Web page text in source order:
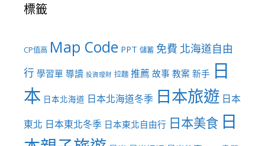
標籤
CP值高 Map Code PPT 儲蓄 免費 北海道自由
行 學習單 導讀 投資理財 拉麵 推薦 故事 教案 新手 日
本 日本北海道 日本北海道冬季 日本旅遊 日本
東北 日本東北冬季 日本東北自由行 日本美食 日